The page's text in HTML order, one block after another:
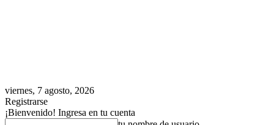
viernes, 7 agosto, 2026
Registrarse
¡Bienvenido! Ingresa en tu cuenta